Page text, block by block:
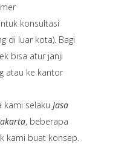
konsultasi
di luar kota). Bagi
bisa atur janji
atau ke kantor
kami selaku Jasa
, beberapa
kami buat konsep.